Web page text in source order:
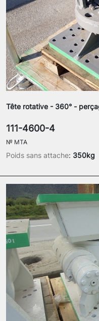
Tête rotative - 360° -
Poids sans attache: 350kg
111-4600-4
№ MTA